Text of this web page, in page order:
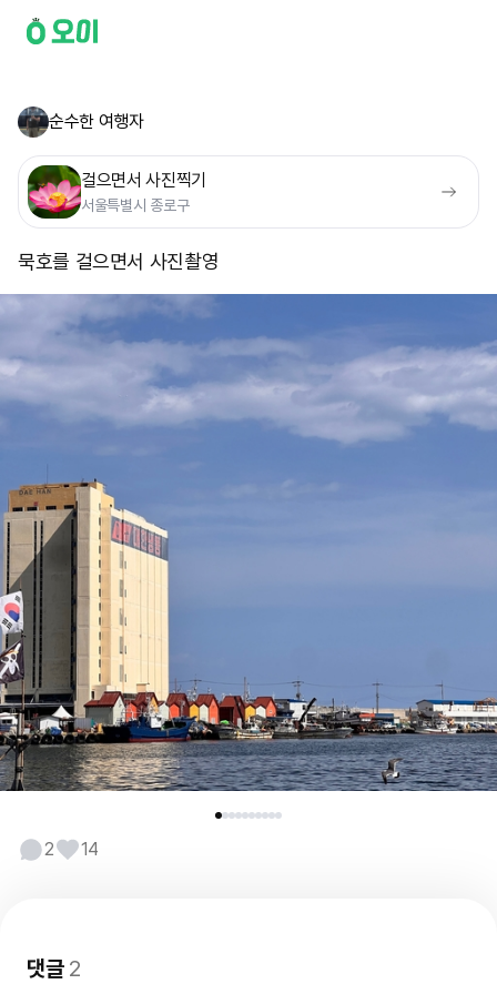
순수한 여행자
걸으면서 사진찍기
서울특별시 종로구
묵호를 걸으면서 사진촬영
2 14
댓글2